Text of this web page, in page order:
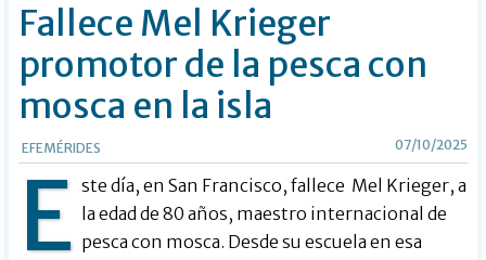
Fallece Mel Krieger
promotor de la pesca con
mosca en la isla
EFEMÉRIDES 07/10/2025
E ste día, en San Francisco, fallece Mel Krieger, a
la edad de 80 años, maestro internacional de
pesca con mosca. Desde su escuela en esa